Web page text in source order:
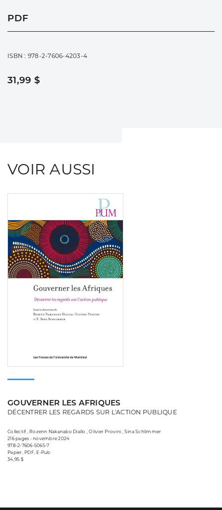
PDF
ISBN : 978-2-7606-4203-4
31,99 $
VOIR AUSSI
GOUVERNER LES AFRIQUES
DÉCENTRER LES REGARDS SUR L'ACTION PUBLIQUE
Collectif , Rozenn Nakanabo Diallo , Olivier Provini , Sina Schlimmer
216 pages • novembre 2024
978-2-7606-5065-7
Papier, PDF, E-Pub
34,95 $